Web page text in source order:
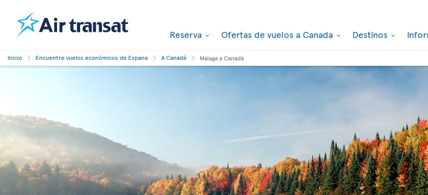
Reserva Ofertas de vuelos a Canada Destinos
Inicio Encuentre vuelos económicos de Espana A Canadá Málaga a Canadá